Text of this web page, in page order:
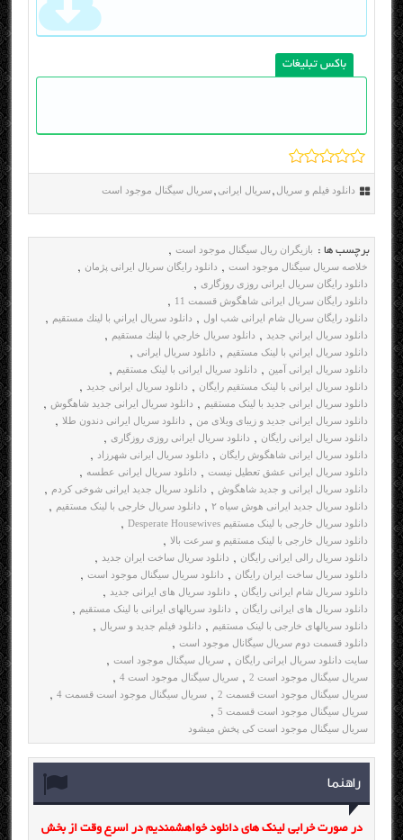
باکس تبلیغات
دانلود فیلم و سریال ,سریال ایرانی,سریال سیگنال موجود است
برچسب ها : بازیگران ریال سیگنال موجود است ,
خلاصه سریال سیگنال موجود است , دانلود رایگان سریال ایرانی پژمان ,
دانلود رایگان سریال ایرانی روزی روزگاری ,
دانلود رایگان سریال ایرانی شاهگوش قسمت 11 ,
دانلود رایگان سریال شام ایرانی شب اول , دانلود سريال ايراني با لينك مستقيم ,
دانلود سريال ايراني جديد , دانلود سريال خارجي با لينك مستقيم ,
دانلود سریال ايراني با لینک مستقیم , دانلود سریال ایرانی ,
دانلود سریال ایرانی آمین , دانلود سریال ایرانی با لینک مستقیم ,
دانلود سریال ایرانی با لینک مستقیم رایگان , دانلود سریال ایرانی جدید ,
دانلود سریال ایرانی جدید با لینک مستقیم , دانلود سریال ایرانی جدید شاهگوش ,
دانلود سریال ایرانی جدید و زیبای ویلای من , دانلود سریال ایرانی دندون طلا ,
دانلود سریال ایرانی رایگان , دانلود سریال ایرانی روزی روزگاری ,
دانلود سریال ایرانی شاهگوش رایگان , دانلود سریال ایرانی شهرزاد ,
دانلود سریال ایرانی عشق تعطیل نیست , دانلود سریال ایرانی عطسه ,
دانلود سریال ایرانی و جدید شاهگوش , دانلود سریال جدید ایرانی شوخی کردم ,
دانلود سریال جدید ایرانی هوش سیاه ۲ , دانلود سریال خارجی با لینک مستقیم ,
دانلود سریال خارجی با لینک مستقیم Desperate Housewives ,
دانلود سریال خارجی با لینک مستقیم و سرعت بالا ,
دانلود سریال رالی ایرانی رایگان , دانلود سریال ساخت ایران جدید ,
دانلود سریال ساخت ایران رایگان , دانلود سریال سیگنال موجود است ,
دانلود سریال شام ایرانی رایگان , دانلود سریال های ایرانی جدید ,
دانلود سریال های ایرانی رایگان , دانلود سریالهای ایرانی با لینک مستقیم ,
دانلود سریالهای خارجی با لینک مستقیم , دانلود فیلم جدید و سریال ,
دانلود قسمت دوم سریال سیگانال موجود است ,
سایت دانلود سریال ایرانی رایگان , سریال سیگنال موجود است ,
سریال سیگنال موجود است 2 , سریال سیگنال موجود است 4 ,
سریال سیگنال موجود است قسمت 2 , سریال سیگنال موجود است قسمت 4 ,
سریال سیگنال موجود است قسمت 5 ,
سریال سیگنال موجود است کی پخش میشود
راهنما
در صورت خرابی لینک های دانلود خواهشمندیم در اسرع وقت از بخش